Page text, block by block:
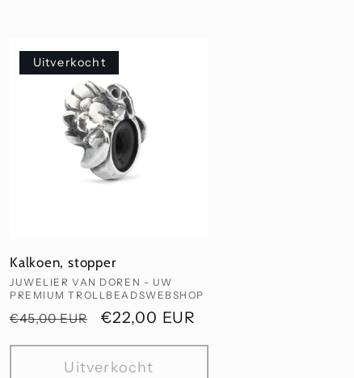
Uitverkocht
Kalkoen, stopper
Verkoper:
JUWELIER VAN DOREN - UW
PREMIUM TROLLBEADSWEBSHOP
Normale
€45,00 EUR Aanbiedingsprijs
€22,00 EUR
Uitverkocht